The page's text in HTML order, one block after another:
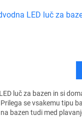
LED luč za
luč za bazen in si
se vsakemu tipu
bazen tudi med